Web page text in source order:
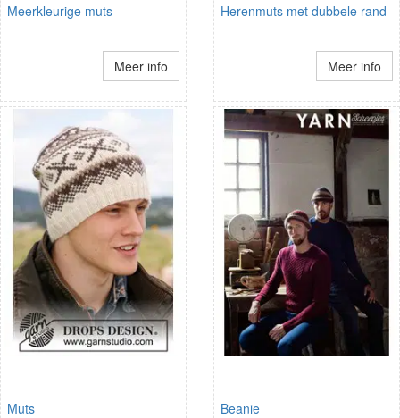
Meerkleurige muts
Meer info
Herenmuts met dubbele rand
Meer info
Muts Beanie